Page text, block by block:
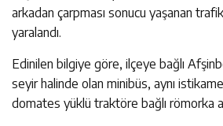
arkadan çarpması sonucu yaşanan
yaralandı.
Edinilen bilgiye göre, ilçeye bağlı
seyir halinde olan minibüs, aynı
domates yüklü traktöre bağlı römorka